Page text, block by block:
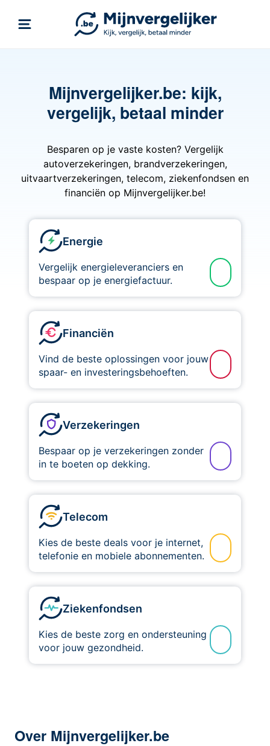
Mijnvergelijker.be: kijk,
vergelijk, betaal minder
Besparen op je vaste kosten? Vergelijk
autoverzekeringen, brandverzekeringen,
uitvaartverzekeringen, telecom, ziekenfondsen en
financiën op Mijnvergelijker.be!
Energie
Vergelijk energieleveranciers en
bespaar op je energiefactuur.
Financiën
Vind de beste oplossingen voor jouw
spaar- en investeringsbehoeften.
Verzekeringen
Bespaar op je verzekeringen zonder
in te boeten op dekking.
Telecom
Kies de beste deals voor je internet,
telefonie en mobiele abonnementen.
Ziekenfondsen
Kies de beste zorg en ondersteuning
voor jouw gezondheid.
Over Mijnvergelijker.be